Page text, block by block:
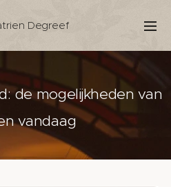
Degreef
de mogelijkheden van
vandaag